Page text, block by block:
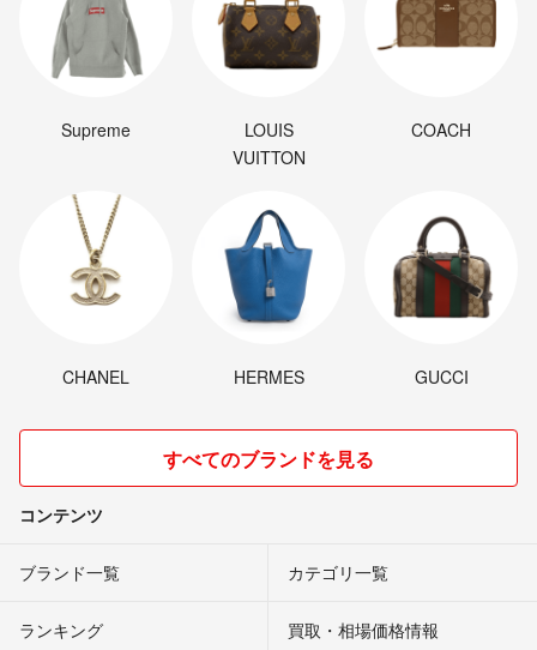
Supreme
LOUIS
VUITTON
COACH
CHANEL HERMES GUCCI
すべてのブランドを見る
コンテンツ
ブランド一覧 カテゴリ一覧
ランキング 買取・相場価格情報